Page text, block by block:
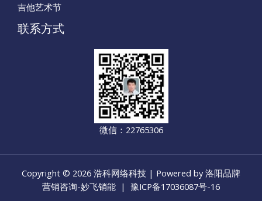
吉他艺术节
联系方式
微信：22765306
Copyright © 2026 浩科网络科技 | Powered by 洛阳品牌
营销咨询-妙飞销能 | 豫ICP备17036087号-16